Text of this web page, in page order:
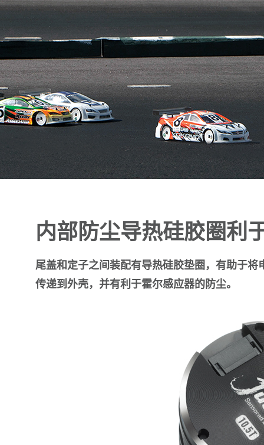
内部防尘导热硅胶圈利
尾盖和定子之间装配有导热硅胶垫圈，有助于将
传递到外壳，并有利于霍尔感应器的防尘。